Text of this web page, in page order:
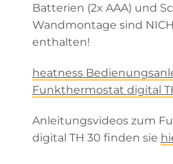
Batterien (2x AAA) und
Wandmontage sind
enthalten!
heatness
Funkthermostat digital
Anleitungsvideos zum
digital TH 30 finden sie